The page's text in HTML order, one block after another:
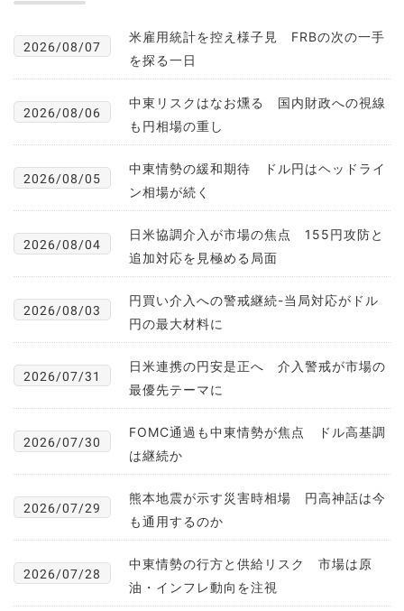
2026/08/07
米雇用統計を控え様子見 FRBの次の一手
を探る一日
2026/08/06
中東リスクはなお燻る 国内財政への視線
も円相場の重し
2026/08/05
中東情勢の緩和期待 ドル円はヘッドライ
ン相場が続く
2026/08/04
日米協調介入が市場の焦点 155円攻防と
追加対応を見極める局面
2026/08/03
円買い介入への警戒継続-当局対応がドル
円の最大材料に
2026/07/31
日米連携の円安是正へ 介入警戒が市場の
最優先テーマに
2026/07/30
FOMC通過も中東情勢が焦点 ドル高基調
は継続か
2026/07/29
熊本地震が示す災害時相場 円高神話は今
も通用するのか
2026/07/28
中東情勢の行方と供給リスク 市場は原
油・インフレ動向を注視